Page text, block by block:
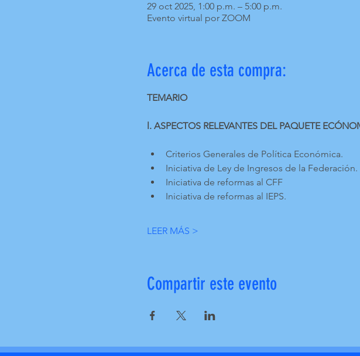
29 oct 2025, 1:00 p.m. – 5:00 p.m.
Evento virtual por ZOOM
Acerca de esta compra:
TEMARIO
l. ASPECTOS RELEVANTES DEL PAQUETE
Criterios Generales de Política Económica.
Iniciativa de Ley de Ingresos de la Federación.
Iniciativa de reformas al CFF
Iniciativa de reformas al IEPS.
LEER MÁS >
Compartir este evento